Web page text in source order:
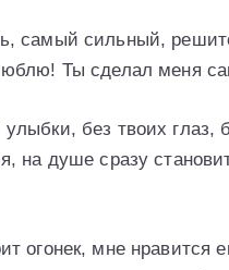
самый сильный,
Ты сделал меня
без твоих глаз,
на душе сразу
огонек, мне нравится